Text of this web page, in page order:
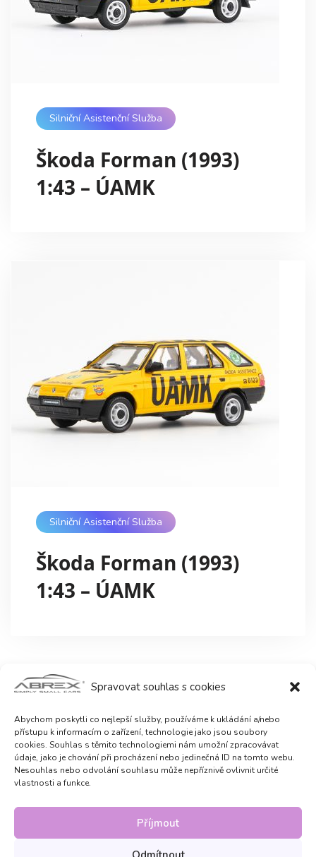
Spravovat souhlas s cookies
Abychom poskytli co nejlepší služby, používáme k ukládání a/nebo
přístupu k informacím o zařízení, technologie jako jsou soubory
cookies. Souhlas s těmito technologiemi nám umožní zpracovávat
údaje, jako je chování při procházení nebo jedinečná ID na tomto webu.
Nesouhlas nebo odvolání souhlasu může nepříznivě ovlivnit určité
vlastnosti a funkce.
Příjmout
Silniční Asistenční Služba
Škoda Forman (1993)
1:43 – ÚAMK
Silniční Asistenční Služba
Škoda Forman (1993)
1:43 – ÚAMK